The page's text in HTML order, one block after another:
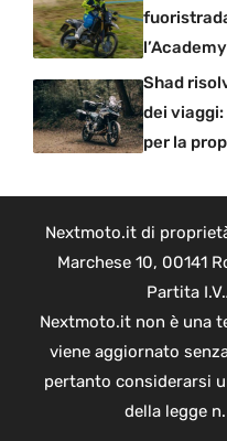
l’Academy
Shad
dei
per la
Nextmoto.it di
Marchese 10, 00141
Partita
Nextmoto.it non è una
viene aggiornato
pertanto considerarsi
della legge